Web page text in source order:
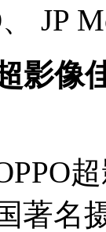
、 JP
影像
著名